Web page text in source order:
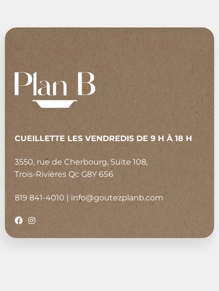
CUEILLETTE LES VENDREDIS DE 9 H À 18 H
3550, rue de Cherbourg, Suite 108,
Trois-Rivières Qc G8Y 6S6
819 841-4010 | info@goutezplanb.com